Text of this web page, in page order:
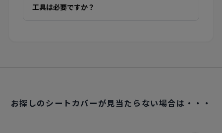
工具は必要ですか？
お探しのシートカバーが見当たらない場合は・・・